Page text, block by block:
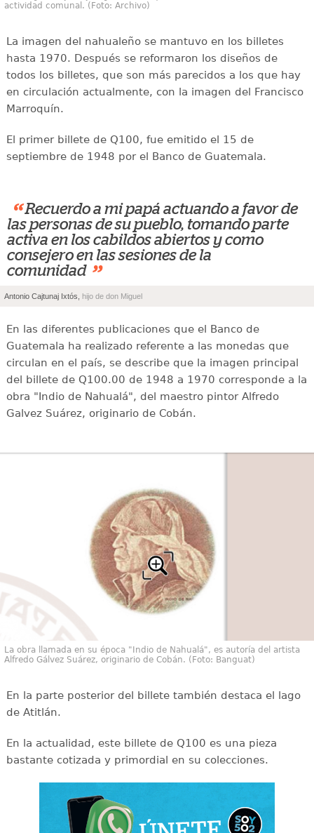
actividad comunal. (Foto: Archivo)
La imagen del nahualeño se mantuvo en los billetes
hasta 1970. Después se reformaron los diseños de
todos los billetes, que son más parecidos a los que hay
en circulación actualmente, con la imagen del Francisco
Marroquín.
El primer billete de Q100, fue emitido el 15 de
septiembre de 1948 por el Banco de Guatemala.
“ Recuerdo a mi papá actuando a favor de
las personas de su pueblo, tomando parte
activa en los cabildos abiertos y como
consejero en las sesiones de la
comunidad ”
Antonio Cajtunaj Ixtós, hijo de don Miguel
En las diferentes publicaciones que el Banco de
Guatemala ha realizado referente a las monedas que
circulan en el país, se describe que la imagen principal
del billete de Q100.00 de 1948 a 1970 corresponde a la
obra "Indio de Nahualá", del maestro pintor Alfredo
Galvez Suárez, originario de Cobán.
La obra llamada en su época "Indio de Nahualá", es autoría del artista
Alfredo Gálvez Suárez, originario de Cobán. (Foto: Banguat)
En la parte posterior del billete también destaca el lago
de Atitlán.
En la actualidad, este billete de Q100 es una pieza
bastante cotizada y primordial en su colecciones.